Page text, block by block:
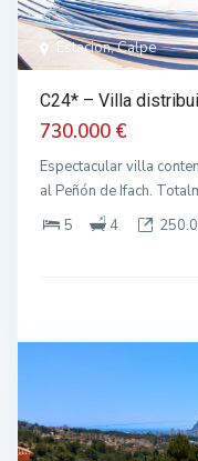
Estacion, Calpe
C24* – Villa
730.000 €
Espectacular villa
al Peñón de Ifach.
5
4